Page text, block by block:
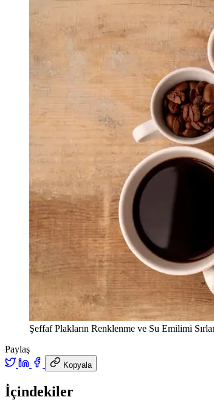
Şeffaf Plakların Renklenme ve Su Emilimi
Paylaş
Kopyala
İçindekiler